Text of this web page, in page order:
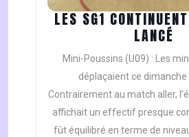
LES SG1
LANCÉ
Mini-Poussins (U09) : Les
déplaçaient ce dimanche
Contrairement au match aller,
affichait un effectif presque
fût équilibré en terme de